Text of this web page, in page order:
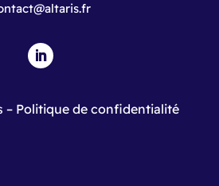
– Politique de confidentialité